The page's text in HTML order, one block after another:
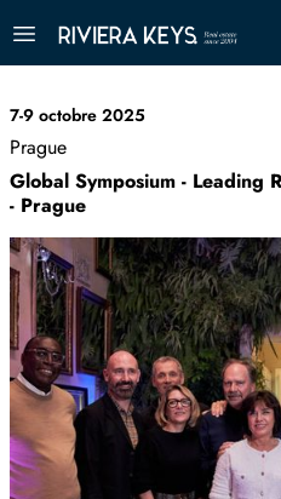
7-9 octobre 2025
Prague
Global Symposium - Leading
- Prague